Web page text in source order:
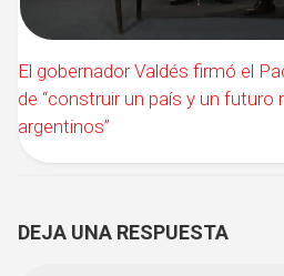
El gobernador Valdés firmó el
de “construir un país y un
argentinos”
DEJA UNA RESPUESTA